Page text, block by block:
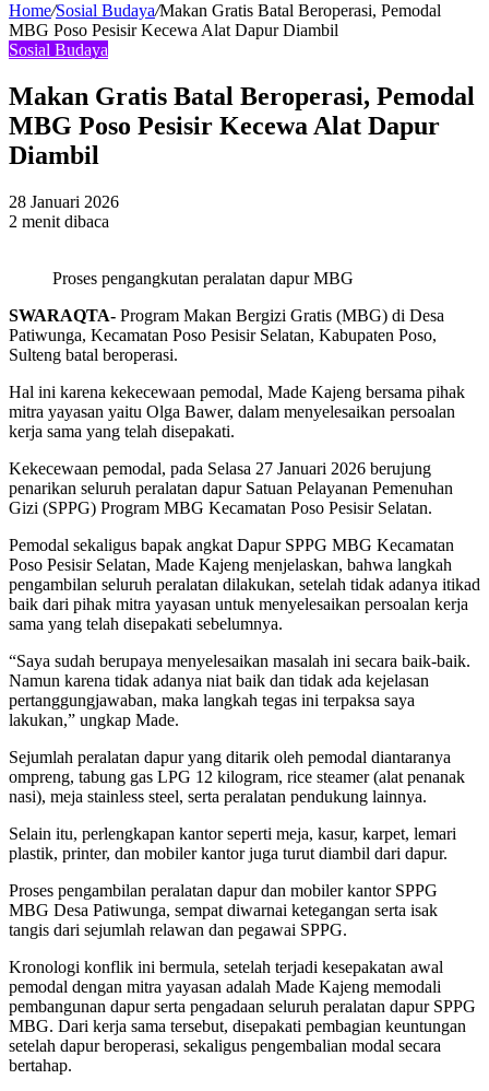
Home/Sosial Budaya/Makan Gratis Batal Beroperasi, Pemodal
MBG Poso Pesisir Kecewa Alat Dapur Diambil
Sosial Budaya
Makan Gratis Batal Beroperasi, Pemodal
MBG Poso Pesisir Kecewa Alat Dapur
Diambil
28 Januari 2026
2 menit dibaca
Proses pengangkutan peralatan dapur MBG
SWARAQTA- Program Makan Bergizi Gratis (MBG) di Desa
Patiwunga, Kecamatan Poso Pesisir Selatan, Kabupaten Poso,
Sulteng batal beroperasi.
Hal ini karena kekecewaan pemodal, Made Kajeng bersama pihak
mitra yayasan yaitu Olga Bawer, dalam menyelesaikan persoalan
kerja sama yang telah disepakati.
Kekecewaan pemodal, pada Selasa 27 Januari 2026 berujung
penarikan seluruh peralatan dapur Satuan Pelayanan Pemenuhan
Gizi (SPPG) Program MBG Kecamatan Poso Pesisir Selatan.
Pemodal sekaligus bapak angkat Dapur SPPG MBG Kecamatan
Poso Pesisir Selatan, Made Kajeng menjelaskan, bahwa langkah
pengambilan seluruh peralatan dilakukan, setelah tidak adanya itikad
baik dari pihak mitra yayasan untuk menyelesaikan persoalan kerja
sama yang telah disepakati sebelumnya.
“Saya sudah berupaya menyelesaikan masalah ini secara baik-baik.
Namun karena tidak adanya niat baik dan tidak ada kejelasan
pertanggungjawaban, maka langkah tegas ini terpaksa saya
lakukan,” ungkap Made.
Sejumlah peralatan dapur yang ditarik oleh pemodal diantaranya
ompreng, tabung gas LPG 12 kilogram, rice steamer (alat penanak
nasi), meja stainless steel, serta peralatan pendukung lainnya.
Selain itu, perlengkapan kantor seperti meja, kasur, karpet, lemari
plastik, printer, dan mobiler kantor juga turut diambil dari dapur.
Proses pengambilan peralatan dapur dan mobiler kantor SPPG
MBG Desa Patiwunga, sempat diwarnai ketegangan serta isak
tangis dari sejumlah relawan dan pegawai SPPG.
Kronologi konflik ini bermula, setelah terjadi kesepakatan awal
pemodal dengan mitra yayasan adalah Made Kajeng memodali
pembangunan dapur serta pengadaan seluruh peralatan dapur SPPG
MBG. Dari kerja sama tersebut, disepakati pembagian keuntungan
setelah dapur beroperasi, sekaligus pengembalian modal secara
bertahap.